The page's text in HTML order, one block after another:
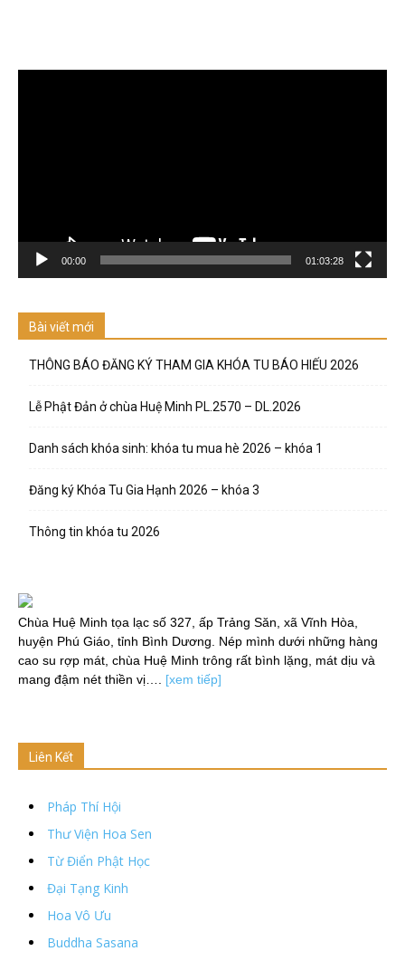
00:00 01:03:28
Bài viết mới
THÔNG BÁO ĐĂNG KÝ THAM GIA KHÓA TU BÁO HIẾU 2026
Lễ Phật Đản ở chùa Huệ Minh PL.2570 – DL.2026
Danh sách khóa sinh: khóa tu mua hè 2026 – khóa 1
Đăng ký Khóa Tu Gia Hạnh 2026 – khóa 3
Thông tin khóa tu 2026
Chùa Huệ Minh tọa lạc số 327, ấp Trảng Săn, xã Vĩnh Hòa,
huyện Phú Giáo, tỉnh Bình Dương. Nép mình dưới những hàng
cao su rợp mát, chùa Huệ Minh trông rất bình lặng, mát dịu và
mang đậm nét thiền vị…. [xem tiếp]
Liên Kết
Pháp Thí Hội
Thư Viện Hoa Sen
Từ Điển Phật Học
Đại Tạng Kinh
Hoa Vô Ưu
Buddha Sasana